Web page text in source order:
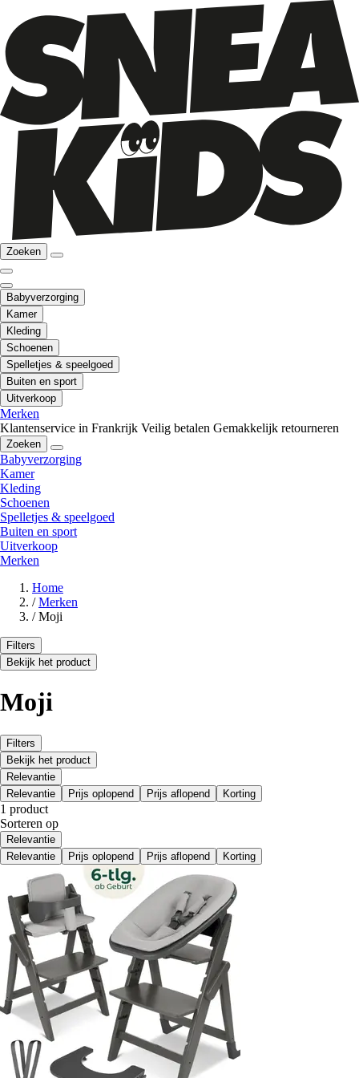
Zoeken
Babyverzorging
Kamer
Kleding
Schoenen
Spelletjes & speelgoed
Buiten en sport
Uitverkoop
Merken
Klantenservice in Frankrijk Veilig betalen Gemakkelijk retourneren
Zoeken
Babyverzorging
Kamer
Kleding
Schoenen
Spelletjes & speelgoed
Buiten en sport
Uitverkoop
Merken
Home
/ Merken
/ Moji
Filters
Bekijk het product
Moji
Filters
Bekijk het product
Relevantie
Relevantie
Prijs oplopend Prijs aflopend Korting
1 product
Sorteren op
Relevantie
Relevantie
Prijs oplopend Prijs aflopend Korting